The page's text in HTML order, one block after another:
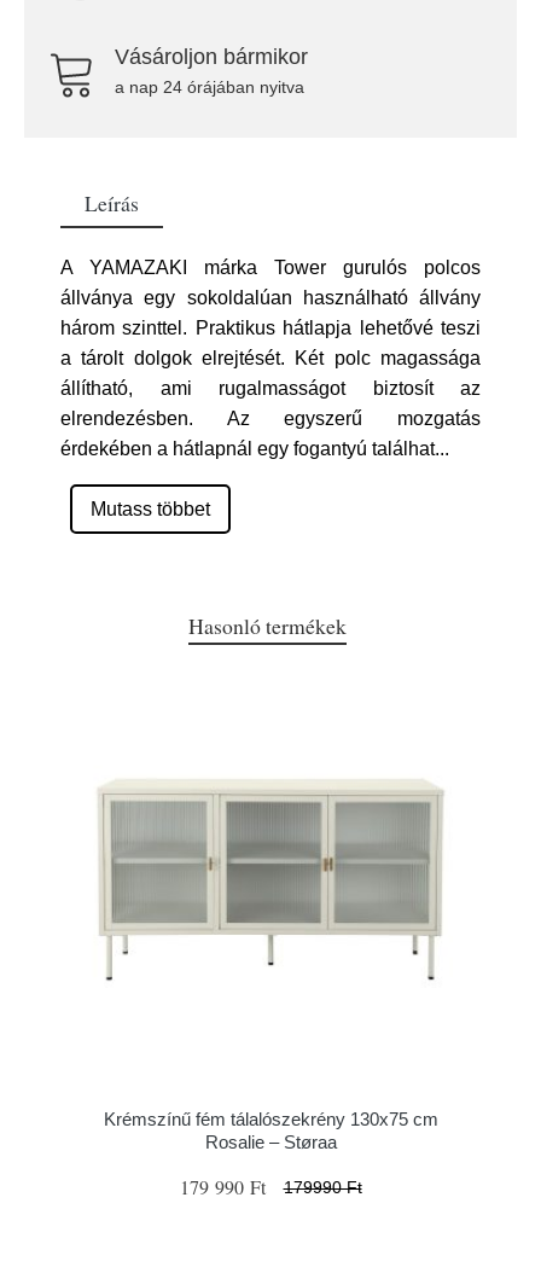
Vásároljon bármikor
a nap 24 órájában nyitva
Leírás
A YAMAZAKI márka Tower gurulós polcos
állványa egy sokoldalúan használható állvány
három szinttel. Praktikus hátlapja lehetővé teszi
a tárolt dolgok elrejtését. Két polc magassága
állítható, ami rugalmasságot biztosít az
elrendezésben. Az egyszerű mozgatás
érdekében a hátlapnál egy fogantyú találhat...
Mutass többet
Hasonló termékek
Krémszínű fém tálalószekrény 130x75 cm
Rosalie – Støraa
179 990 Ft 179990 Ft